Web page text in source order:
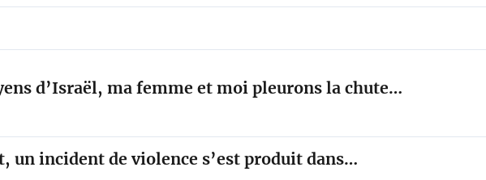
d’Israël, ma femme et moi pleurons la chute…
un incident de violence s’est produit dans…